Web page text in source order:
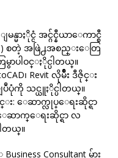
မာႏိုင္ငံ အင္ဂ်င္နီယာေကာင္စီ
စတဲ့ အဖြဲ႕အစည္းေတြ
ာပါဝင္ႏိုင္ပါတယ္။
၊ Revit လိုမ်ိဳး ဒီဇိုင္း
ကို သင္ယူႏိုင္ပါတယ္။
ခင္း: ေဆာက္လုပ္ေရးဆိုင္ရာ
ာက္ေရးဆိုင္ရာ လ
တယ္။
Consultant မ်ား